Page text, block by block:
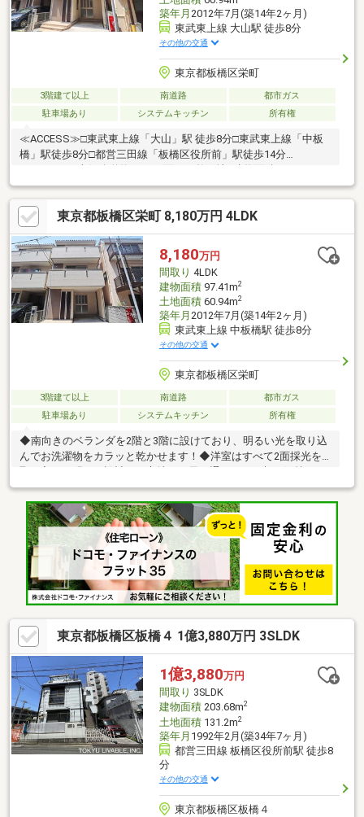
築年月 2012年7月(築14年2ヶ月)
東武東上線 大山駅 徒歩8分
その他の交通
東京都板橋区栄町
3階建て以上 南道路
都市ガス
駐車場あり
システムキッチン 所有権
≪ACCESS≫□東武東上線「大山」駅 徒歩8分□東武東上線「中板
橋」駅徒歩8分□都営三田線「板橋区役所前」駅徒歩14分
97.41m2（約29.46坪）□土地面積：60.94m2（約18.43坪）□建ぺい
率：60％□容積率：160％ ※指定容積率300％□カースペースあり
（車種制限あり）□2026年6月リフォーム実施済
東京都板橋区栄町 8,180万円 4LDK
8,180万円
間取り 4LDK
建物面積97.41m2
土地面積60.94m2
築年月 2012年7月(築14年2ヶ月)
東武東上線 中板橋駅 徒歩8分
その他の交通
東京都板橋区栄町
3階建て以上 南道路
都市ガス
駐車場あり
システムキッチン 所有権
◆南向きのベランダを2階と3階に設けており、明るい光を取り込
んでお洗濯物をカラッと乾かせます！◆洋室はすべて2面採光を
く目覚められます！◆自然と顔を合わせるリビング階段を導入
し、外出時や帰宅時にもご家族と自然なコミュニケーションが生
まれます！◆全居室に収納を備えており、衣類や日用品をすっき
りと片付けて空間を広く使えます！◆1階と3階の2箇所にトイレ
を完備しているため、夜間の就寝時や忙しい朝の身支度もスムー
ズに利用可能です！◆愛車を紫外線や雨風から守るガレージを確
保しております！
東京都板橋区板橋４ 1億3,880万円 3SLDK
1億3,880万円
間取り 3SLDK
建物面積203.68m2
土地面積131.2m2
築年月 1992年2月(築34年7ヶ月)
都営三田線 板橋区役所前駅 徒歩8
分
その他の交通
東京都板橋区板橋４